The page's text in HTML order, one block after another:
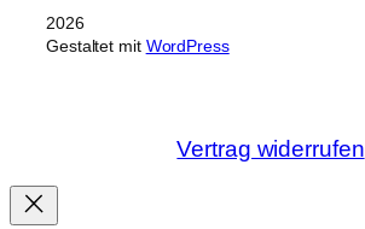
2026
Gestaltet mit WordPress
Vertrag widerrufen